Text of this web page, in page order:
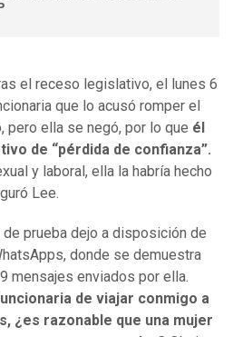
el receso legislativo, el lunes 6
que lo acusó romper el
pero ella se negó, por lo que él
de “pérdida de confianza”.
y laboral, ella la habría hecho
Lee.
prueba dejo a disposición de
donde se demuestra
mensajes enviados por ella.
de viajar conmigo a
¿es razonable que una mujer